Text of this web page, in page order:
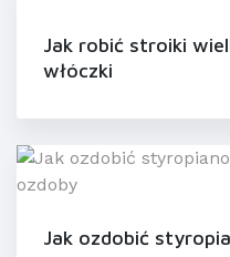
Jak robić stroiki
włóczki
Jak ozdobić